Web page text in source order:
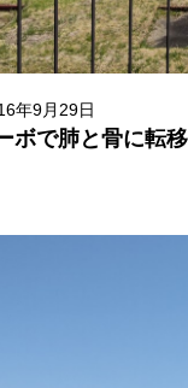
年9月29日
ボで肺と骨に転